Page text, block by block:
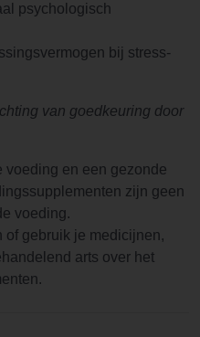
psychologisch
bij stress-
van goedkeuring door
voeding en een gezonde
zijn geen
voeding.
of gebruik je medicijnen,
arts over het